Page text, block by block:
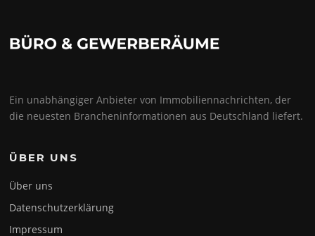
Ein unabhängiger Anbieter von Immobiliennachrichten, der
die neuesten Brancheninformationen aus Deutschland liefert.
ÜBER UNS
Über uns
Datenschutzerklärung
Impressum